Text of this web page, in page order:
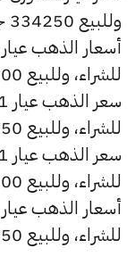
وللبيع 334250 جنيه.
للشراء، وللبيع 668500 جنيه.
للشراء، وللبيع 1002750 جنيه.
للشراء، وللبيع 1337000 جنيه.
للشراء، وللبيع 1671250 جنيه.